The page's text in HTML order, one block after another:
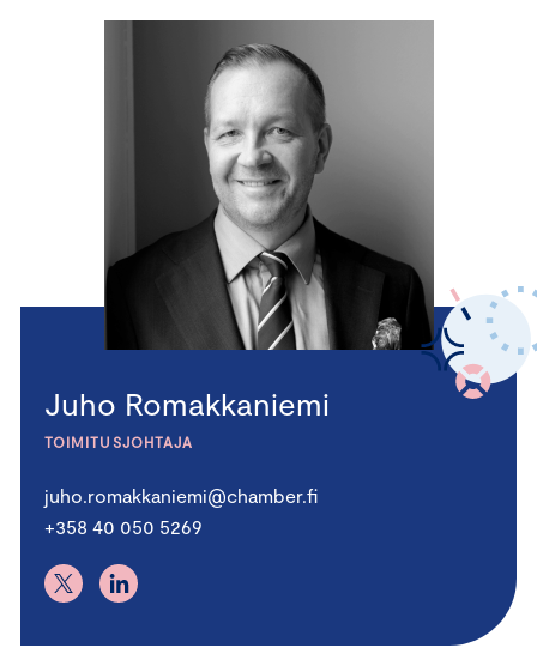
Juho Romakkaniemi
TOIMITUSJOHTAJA
juho.romakkaniemi@chamber.fi
+358 40 050 5269